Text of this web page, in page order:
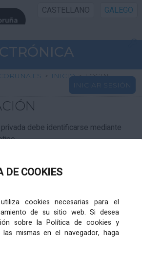
COOKIES
cookies necesarias para el
de su sitio web. Si desea
sobre la Política de cookies y
mismas en el navegador, haga
CASTELLANO GALEGO
INICIO SEDE
INICIO
PÚBLICA
CIDADÁN
> INICIO > LOGIN
INICIAR SESIÓN
debe identificarse mediante